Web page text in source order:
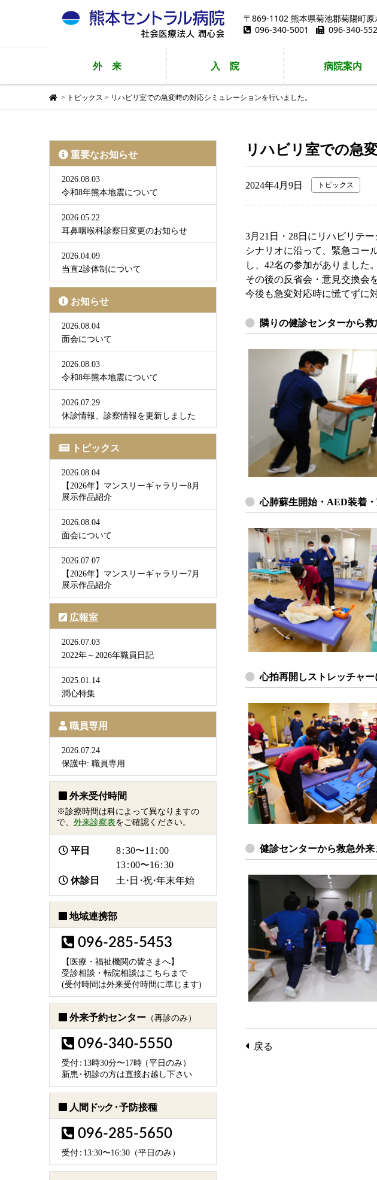
〒869-1102 熊本県菊池郡菊陽町原
096-340-5001
096-340-
外来 入院 病院案内
> トピックス > リハビリ室での急変時の対応シミュレーションを行いました。
リハビリ室での急
2024年4月9日 トピックス
3月21日・28日にリハビリテ
シナリオに沿って、緊急コー
し、42名の参加がありました。
その後の反省会・意見交換会
今後も急変対応時に慌てずに
隣りの健診センターから
心肺蘇生開始・AED装着
心拍再開しストレッチャー
健診センターから救急外来
戻る
重要なお知らせ
2026.08.03
令和8年熊本地震について
2026.05.22
耳鼻咽喉科診察日変更のお知らせ
2026.04.09
当直2診体制について
お知らせ
2026.08.04
面会について
2026.08.03
令和8年熊本地震について
2026.07.29
休診情報、診察情報を更新しました
トピックス
2026.08.04
【2026年】マンスリーギャラリー8月
展示作品紹介
2026.08.04
面会について
2026.07.07
【2026年】マンスリーギャラリー7月
展示作品紹介
広報室
2026.07.03
2022年～2026年職員日記
2025.01.14
潤心特集
職員専用
2026.07.24
保護中: 職員専用
外来受付時間
※診療時間は科によって異なりますの
で、 外来診察表をご確認ください。
平日 8：30〜1 1：00
13：00〜16：30
休診日
土・日・祝・年末年始
地域連携部
096-285-5453
【医療・福祉機関の皆さまへ】
受診相談・転院相談はこちらまで
(受付時間は外来受付時間に準じます)
外来予約センター （再診のみ）
096-340-5550
受付： 13時30分〜17時（平日のみ）
新患・初診の方は直接お越し下さい
人間 ドック・予防接種
096-285-5650
受付： 13:30〜16:30（平日のみ）